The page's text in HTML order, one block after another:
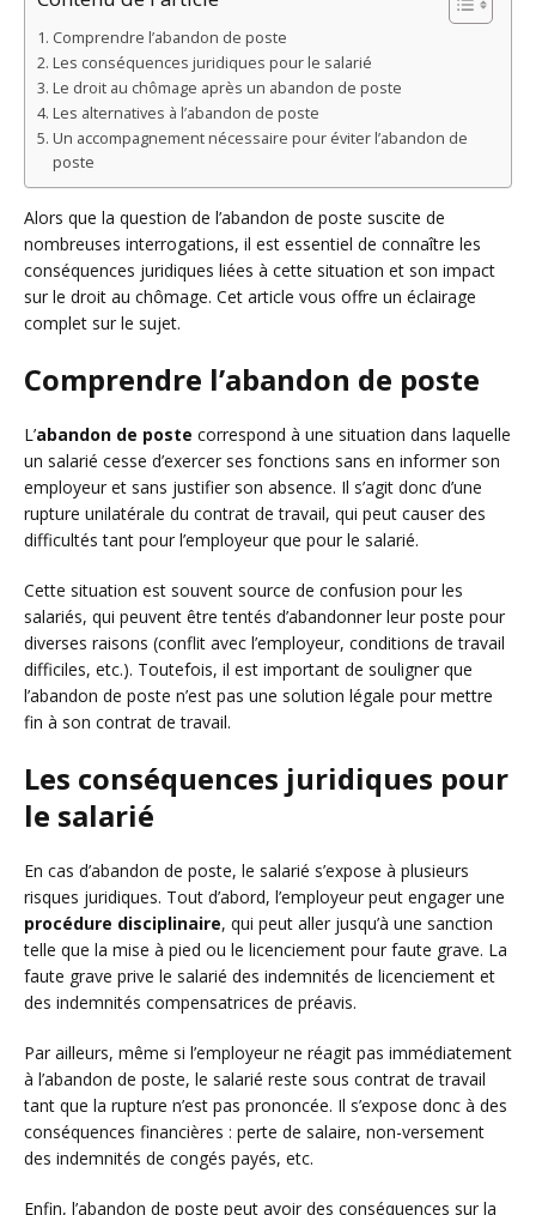
Comprendre l’abandon de poste
Les conséquences juridiques pour le salarié
Le droit au chômage après un abandon de poste
Les alternatives à l’abandon de poste
Un accompagnement nécessaire pour éviter l’abandon de
poste
Alors que la question de l’abandon de poste suscite de
nombreuses interrogations, il est essentiel de connaître les
conséquences juridiques liées à cette situation et son impact
sur le droit au chômage. Cet article vous offre un éclairage
complet sur le sujet.
Comprendre l’abandon de poste
L’abandon de poste correspond à une situation dans laquelle
un salarié cesse d’exercer ses fonctions sans en informer son
employeur et sans justifier son absence. Il s’agit donc d’une
rupture unilatérale du contrat de travail, qui peut causer des
difficultés tant pour l’employeur que pour le salarié.
Cette situation est souvent source de confusion pour les
salariés, qui peuvent être tentés d’abandonner leur poste pour
diverses raisons (conflit avec l’employeur, conditions de travail
difficiles, etc.). Toutefois, il est important de souligner que
l’abandon de poste n’est pas une solution légale pour mettre
fin à son contrat de travail.
Les conséquences juridiques pour
le salarié
En cas d’abandon de poste, le salarié s’expose à plusieurs
risques juridiques. Tout d’abord, l’employeur peut engager une
procédure disciplinaire, qui peut aller jusqu’à une sanction
telle que la mise à pied ou le licenciement pour faute grave. La
faute grave prive le salarié des indemnités de licenciement et
des indemnités compensatrices de préavis.
Par ailleurs, même si l’employeur ne réagit pas immédiatement
à l’abandon de poste, le salarié reste sous contrat de travail
tant que la rupture n’est pas prononcée. Il s’expose donc à des
conséquences financières : perte de salaire, non-versement
des indemnités de congés payés, etc.
Enfin, l’abandon de poste peut avoir des conséquences sur la